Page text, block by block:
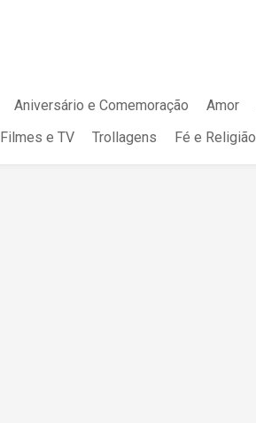
Aniversário e Comemoração Amor
Filmes e TV Trollagens Fé e Religião